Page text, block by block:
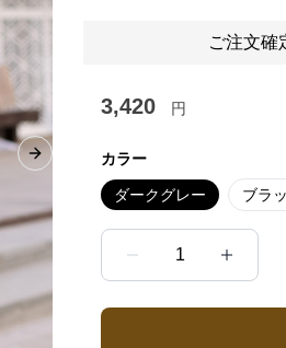
Next slide
ご注文確
3,420 円
カラー
ダークグレー ブラ
1